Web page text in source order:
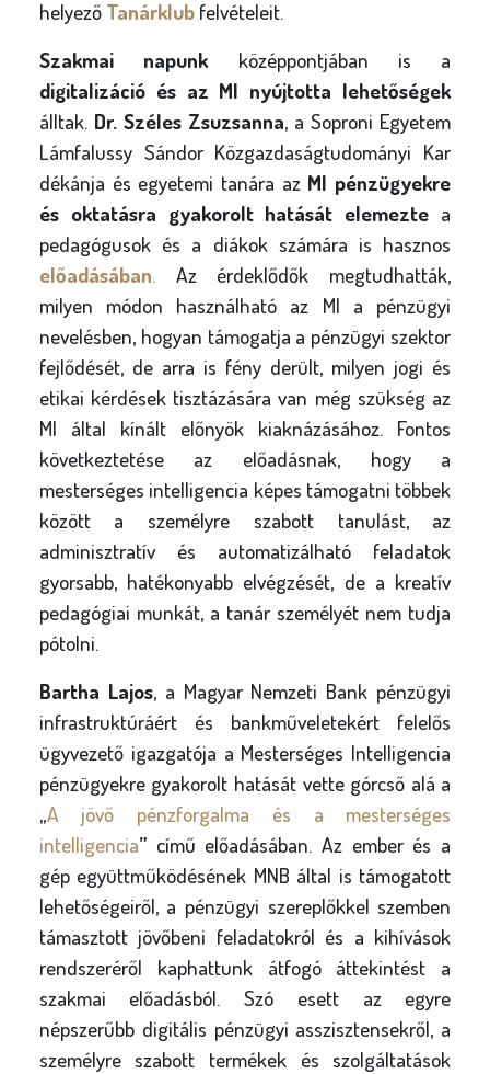
helyező Tanárklubfelvételeit.
Szakmai napunkközéppontjában is a
digitalizáció és az MI nyújtotta lehetőségek
álltak. Dr. Széles Zsuzsanna, a Soproni Egyetem
Lámfalussy Sándor Közgazdaságtudományi Kar
dékánja és egyetemi tanára az MI pénzügyekre
és oktatásra gyakorolt hatását elemezte a
pedagógusok és a diákok számára is hasznos
előadásában.Az érdeklődők megtudhatták,
milyen módon használható az MI a pénzügyi
nevelésben, hogyan támogatja a pénzügyi szektor
fejlődését, de arra is fény derült, milyen jogi és
etikai kérdések tisztázására van még szükség az
MI által kínált előnyök kiaknázásához. Fontos
következtetése az előadásnak, hogy a
mesterséges intelligencia képes támogatni többek
között a személyre szabott tanulást, az
adminisztratív és automatizálható feladatok
gyorsabb, hatékonyabb elvégzését, de a kreatív
pedagógiai munkát, a tanár személyét nem tudja
pótolni.
Bartha Lajos, a Magyar Nemzeti Bank pénzügyi
infrastruktúráért és bankműveletekért felelős
ügyvezető igazgatója a Mesterséges Intelligencia
pénzügyekre gyakorolt hatását vette górcső alá a
„A jövő pénzforgalma és a mesterséges
intelligencia” című előadásában. Az ember és a
gép együttműködésének MNB által is támogatott
lehetőségeiről, a pénzügyi szereplőkkel szemben
támasztott jövőbeni feladatokról és a kihívások
rendszeréről kaphattunk átfogó áttekintést a
szakmai előadásból. Szó esett az egyre
népszerűbb digitális pénzügyi asszisztensekről, a
személyre szabott termékek és szolgáltatások